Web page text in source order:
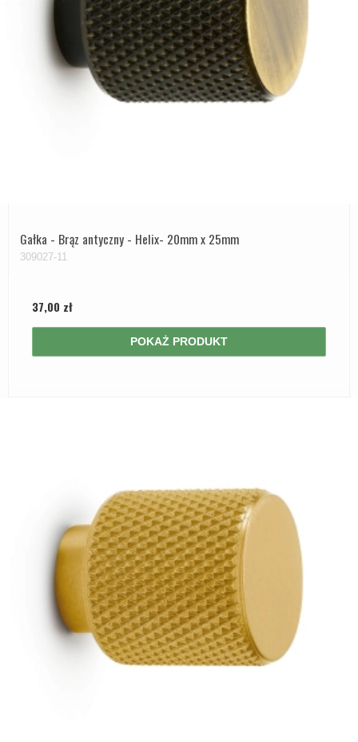
Gałka - Brąz antyczny - Helix- 20mm x 25mm
309027-11
37,00 zł
POKAŻ PRODUKT